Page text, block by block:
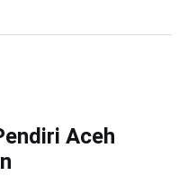
Aceh